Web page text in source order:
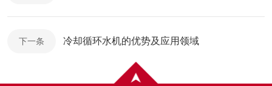
下一条 冷却循环水机的优势及应用领域